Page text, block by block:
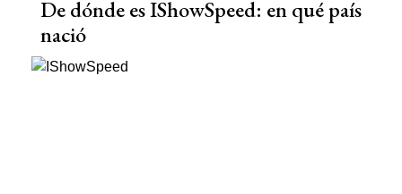
De dónde es IShowSpeed: en qué país
nació